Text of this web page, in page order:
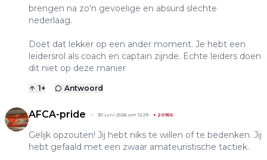
brengen na zo’n gevoelige en absurd slechte
nederlaag.
Doet dat lekker op een ander moment. Je hebt een
leidersrol als coach en captain zijnde. Echte leiders doen
dit niet op deze manier
1+ Antwoord
AFCA-pride 30 juni 2026 om 12:29 + 20956
Gelijk opzouten! Jij hebt niks te willen of te bedenken. Jij
hebt gefaald met een zwaar amateuristische tactiek.